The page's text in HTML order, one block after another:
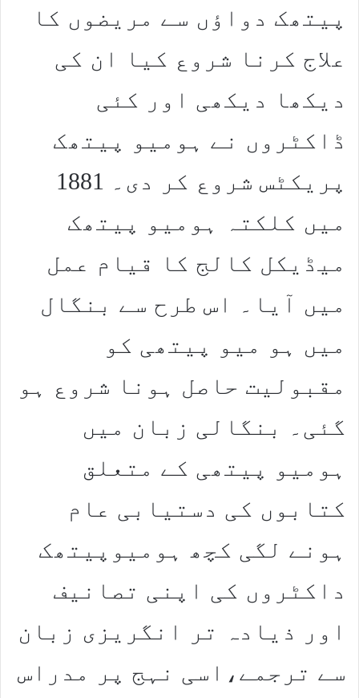
پیتھک دواؤں سے مریضوں کا
علاج کرنا شروع کیا ان کی
دیکھا دیکھی اور کئی
ڈاکٹروں نے ہومیو پیتھک
پریکٹس شروع کر دی۔ 1881
میں کلکتہ ہومیو پیتھک
میڈیکل کالج کا قیام عمل
میں آیا۔ اس طرح سے بنگال
میں ہو میو پیتھی کو
مقبولیت حاصل ہونا شروع ہو
گئی۔ بنگالی زبان میں
ہومیو پیتھی کے متعلق
کتابوں کی دستیابی عام
ہونے لگی کچھ ہومیوپیتھک
داکٹروں کی اپنی تصانیف
اور ذیادہ تر انگریزی زبان
سے ترجمے،اسی نہج پر مدراس